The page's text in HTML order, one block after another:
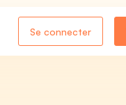
Se connecter